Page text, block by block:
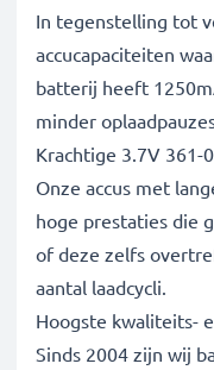
In tegenstelling tot
accucapaciteiten
batterij heeft
minder
Krachtige 3.7V 361-
Onze accus met
hoge prestaties die
of deze zelfs
aantal laadcycli.
Hoogste kwaliteits-
Sinds 2004 zijn wij